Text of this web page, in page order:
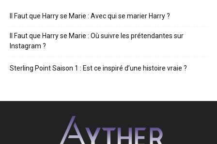
Il Faut que Harry se Marie : Avec qui se marier Harry ?
Il Faut que Harry se Marie : Où suivre les prétendantes sur
Instagram ?
Sterling Point Saison 1 : Est ce inspiré d’une histoire vraie ?